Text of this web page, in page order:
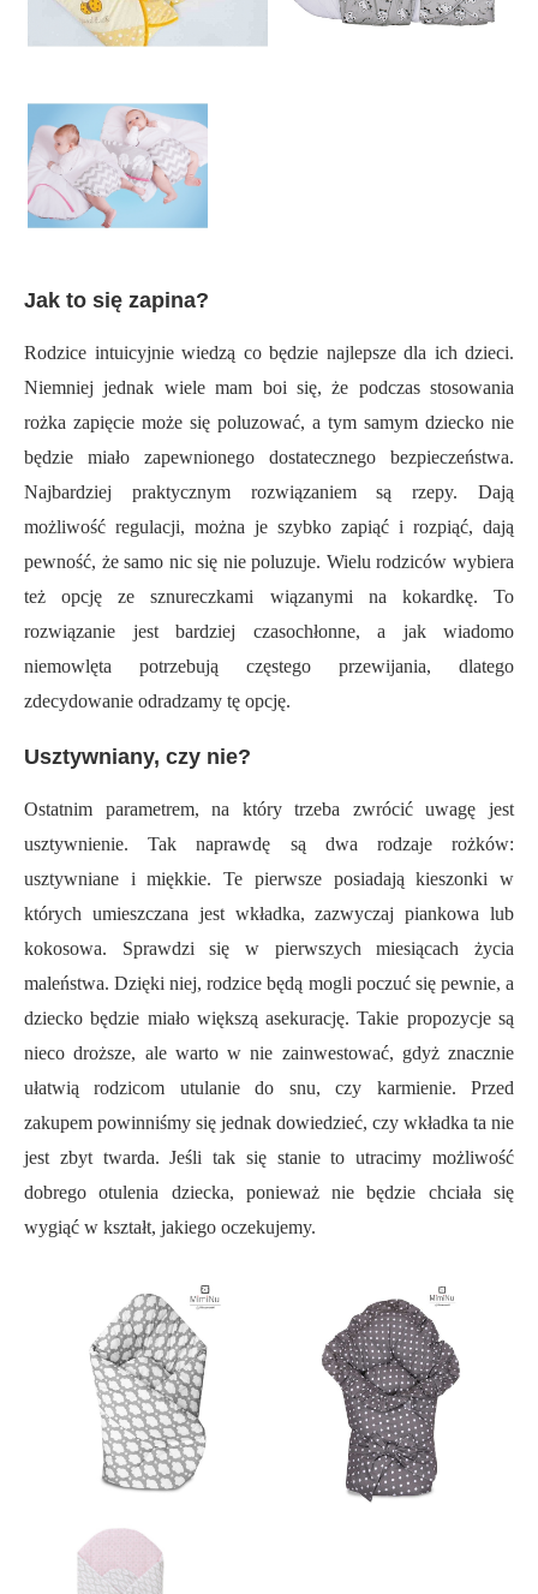
Jak to się zapina?
Rodzice intuicyjnie wiedzą co będzie najlepsze dla ich dzieci.
Niemniej jednak wiele mam boi się, że podczas stosowania
rożka zapięcie może się poluzować, a tym samym dziecko nie
będzie miało zapewnionego dostatecznego bezpieczeństwa.
Najbardziej praktycznym rozwiązaniem są rzepy. Dają
możliwość regulacji, można je szybko zapiąć i rozpiąć, dają
pewność, że samo nic się nie poluzuje. Wielu rodziców wybiera
też opcję ze sznureczkami wiązanymi na kokardkę. To
rozwiązanie jest bardziej czasochłonne, a jak wiadomo
niemowlęta potrzebują częstego przewijania, dlatego
zdecydowanie odradzamy tę opcję.
Usztywniany, czy nie?
Ostatnim parametrem, na który trzeba zwrócić uwagę jest
usztywnienie. Tak naprawdę są dwa rodzaje rożków:
usztywniane i miękkie. Te pierwsze posiadają kieszonki w
których umieszczana jest wkładka, zazwyczaj piankowa lub
kokosowa. Sprawdzi się w pierwszych miesiącach życia
maleństwa. Dzięki niej, rodzice będą mogli poczuć się pewnie, a
dziecko będzie miało większą asekurację. Takie propozycje są
nieco droższe, ale warto w nie zainwestować, gdyż znacznie
ułatwią rodzicom utulanie do snu, czy karmienie. Przed
zakupem powinniśmy się jednak dowiedzieć, czy wkładka ta nie
jest zbyt twarda. Jeśli tak się stanie to utracimy możliwość
dobrego otulenia dziecka, ponieważ nie będzie chciała się
wygiąć w kształt, jakiego oczekujemy.